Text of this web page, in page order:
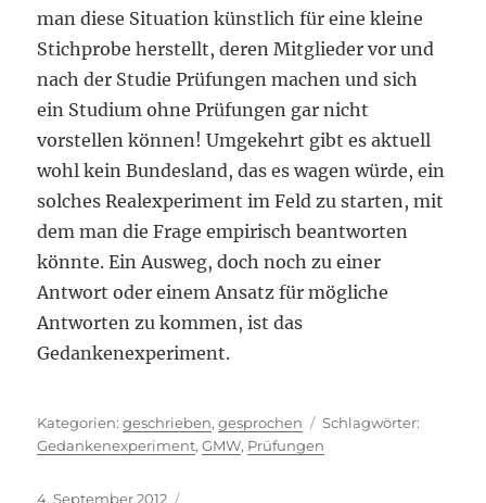
man diese Situation künstlich für eine kleine
Stichprobe herstellt, deren Mitglieder vor und
nach der Studie Prüfungen machen und sich
ein Studium ohne Prüfungen gar nicht
vorstellen können! Umgekehrt gibt es aktuell
wohl kein Bundesland, das es wagen würde, ein
solches Realexperiment im Feld zu starten, mit
dem man die Frage empirisch beantworten
könnte. Ein Ausweg, doch noch zu einer
Antwort oder einem Ansatz für mögliche
Antworten zu kommen, ist das
Gedankenexperiment.
Kategorien
geschrieben,gesprochen
Gedankenexperiment,GMW, Prüfungen
Veröffentlicht
4. September 2012